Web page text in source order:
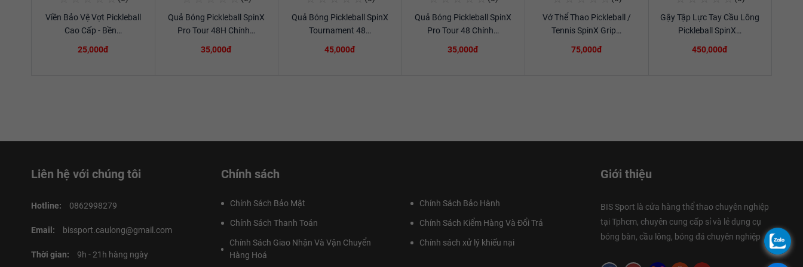
Xem chi tiết
Viền Bảo Vệ Vợt Pickleball
Cao Cấp - Bền…
25,000đ
Xem chi tiết
Quả Bóng Pickleball SpinX
Pro Tour 48H Chính…
35,000đ
Xem chi tiết
Quả Bóng Pickleball SpinX
Tournament 48…
45,000đ
Xem chi tiết
Quả Bóng Pickleball SpinX
Pro Tour 48 Chính…
35,000đ
Vớ Thể Thao Pickleball /
Tennis SpinX Grip…
75,000đ
Xem chi tiết
Gậy Tập Lực Tay Cầu Lông
Pickleball SpinX…
450,000đ
Liên hệ với chúng tôi
Hotline: 0862998279
Email: bissport.caulong@gmail.com
Thời gian: 9h - 21h hàng ngày
Chính sách
Chính Sách Bảo Mật Chính Sách Bảo Hành
Chính Sách Thanh Toán Chính Sách Kiểm Hàng Và Đổi Trả
Chính Sách Giao Nhận Và Vận Chuyển
Hàng Hoá
Chính sách xử lý khiếu nại
Giới thiệu
BIS Sport là cửa hàng thể thao chuyên nghiệp
tại Tphcm, chuyên cung cấp sỉ và lẻ dụng cụ
bóng bàn, cầu lông, bóng đá chuyên nghiệp